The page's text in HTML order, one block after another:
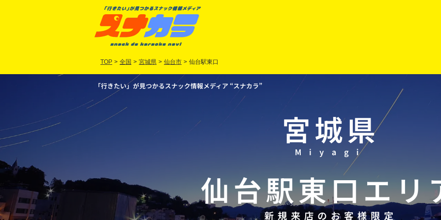
TOP > 全国 > 宮城県 > 仙台市 > 仙台駅東口
「行きたい」が見つかるスナック情報メディア “スナカラ”
宮城県
Miyagi
仙台駅東口エリ
新規来店のお客様限定